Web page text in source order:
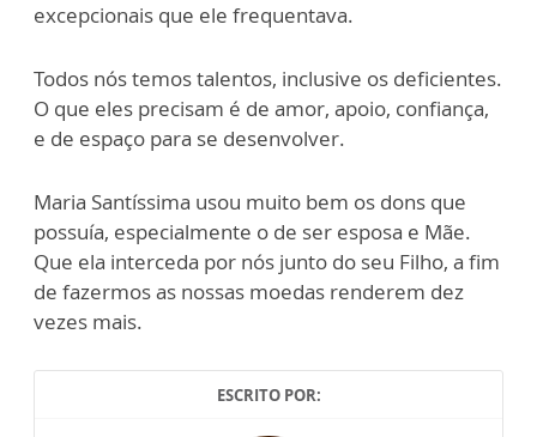
excepcionais que ele frequentava.
Todos nós temos talentos, inclusive os deficientes.
O que eles precisam é de amor, apoio, confiança,
e de espaço para se desenvolver.
Maria Santíssima usou muito bem os dons que
possuía, especialmente o de ser esposa e Mãe.
Que ela interceda por nós junto do seu Filho, a fim
de fazermos as nossas moedas renderem dez
vezes mais.
ESCRITO POR: